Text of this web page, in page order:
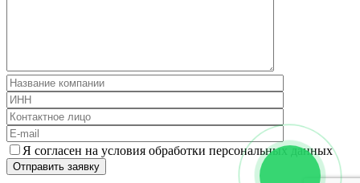
Я согласен на условия обработки персональных данных